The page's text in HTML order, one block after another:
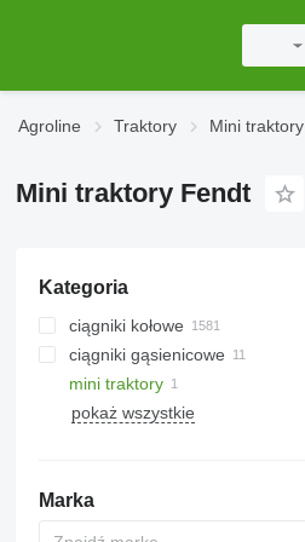
Agroline Traktory Mini traktory
Mini traktory Fendt
Kategoria
ciągniki kołowe
ciągniki gąsienicowe
mini traktory
pokaż wszystkie
Marka